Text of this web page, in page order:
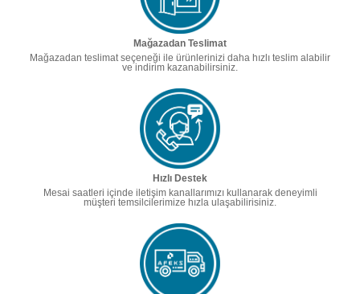
Mağazadan Teslimat
Mağazadan teslimat seçeneği ile ürünlerinizi daha hızlı teslim alabilir
ve indirim kazanabilirsiniz.
Hızlı Destek
Mesai saatleri içinde iletişim kanallarımızı kullanarak deneyimli
müşteri temsilcilerimize hızla ulaşabilirisiniz.